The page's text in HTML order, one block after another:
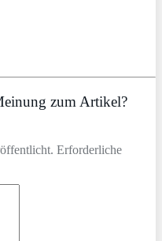
zum Artikel?
Erforderliche